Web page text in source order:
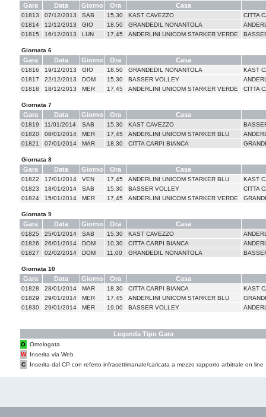
Gara Data Giorno Ora Casa
01813 07/12/2013 SAB 15,30 KAST CAVEZZO
CITTA
01814
12/12/2013 GIO 18,50 GRANDEDIL NONANTOLA
01815
16/12/2013 LUN 17,45 ANDERLINI UNICOM STARKER VERDE
Giornata 6
Gara Data Giorno Ora Casa
01816 19/12/2013 GIO 18,50 GRANDEDIL NONANTOLA
KAST
01817
22/12/2013 DOM 15,30 BASSER VOLLEY
01818
18/12/2013 MER 17,45 ANDERLINI UNICOM STARKER VERDE CITTA
Giornata 7
Gara Data Giorno Ora Casa
01819 11/01/2014 SAB 15,30 KAST CAVEZZO
01820
08/01/2014 MER 17,45 ANDERLINI UNICOM STARKER BLU
01821
07/01/2014 MAR 18,30 CITTA CARPI BIANCA
Giornata 8
Gara Data Giorno Ora Casa
01822 17/01/2014 VEN 17,45 ANDERLINI UNICOM STARKER BLU
KAST
01823
18/01/2014 SAB 15,30 BASSER VOLLEY
CITTA
01824
15/01/2014 MER 17,45 ANDERLINI UNICOM STARKER VERDE
Giornata 9
Gara Data Giorno Ora Casa
01825 25/01/2014 SAB 15,30 KAST CAVEZZO
01826
26/01/2014 DOM 10,30 CITTA CARPI BIANCA
01827
02/02/2014 DOM 11,00 GRANDEDIL NONANTOLA
Giornata 10
Gara Data Giorno Ora Casa
01828 28/01/2014 MAR 18,30 CITTA CARPI BIANCA
KAST
01829
29/01/2014 MER 17,45 ANDERLINI UNICOM STARKER BLU
01830
29/01/2014 MER 19,00 BASSER VOLLEY
Legenda Tipo Gara
O
Omologata
W
Inserita via Web
C
Inserita dal CP con referto infrasettimanale/caricata a mezzo rapporto arbitrale on line